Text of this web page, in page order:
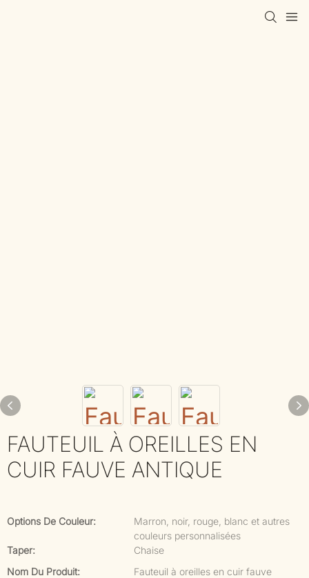
FAUTEUIL À OREILLES EN
CUIR FAUVE ANTIQUE
Options De Couleur:
Marron, noir, rouge, blanc et autres
couleurs personnalisées
Taper:
Chaise
Nom Du Produit:
Fauteuil à oreilles en cuir fauve